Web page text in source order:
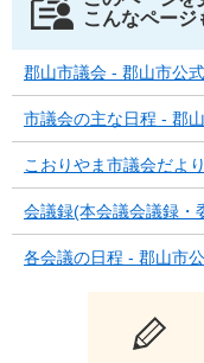
こんなページ
郡山市議会 - 郡山市公
市議会の主な日程 - 郡
こおりやま市議会だよ
会議録(本会議会議録・
各会議の日程 - 郡山市